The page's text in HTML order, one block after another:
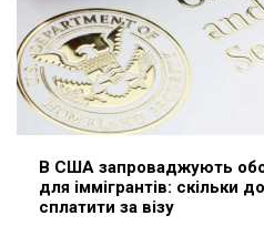
В США запроваджують
для іммігрантів: скільки
сплатити за візу